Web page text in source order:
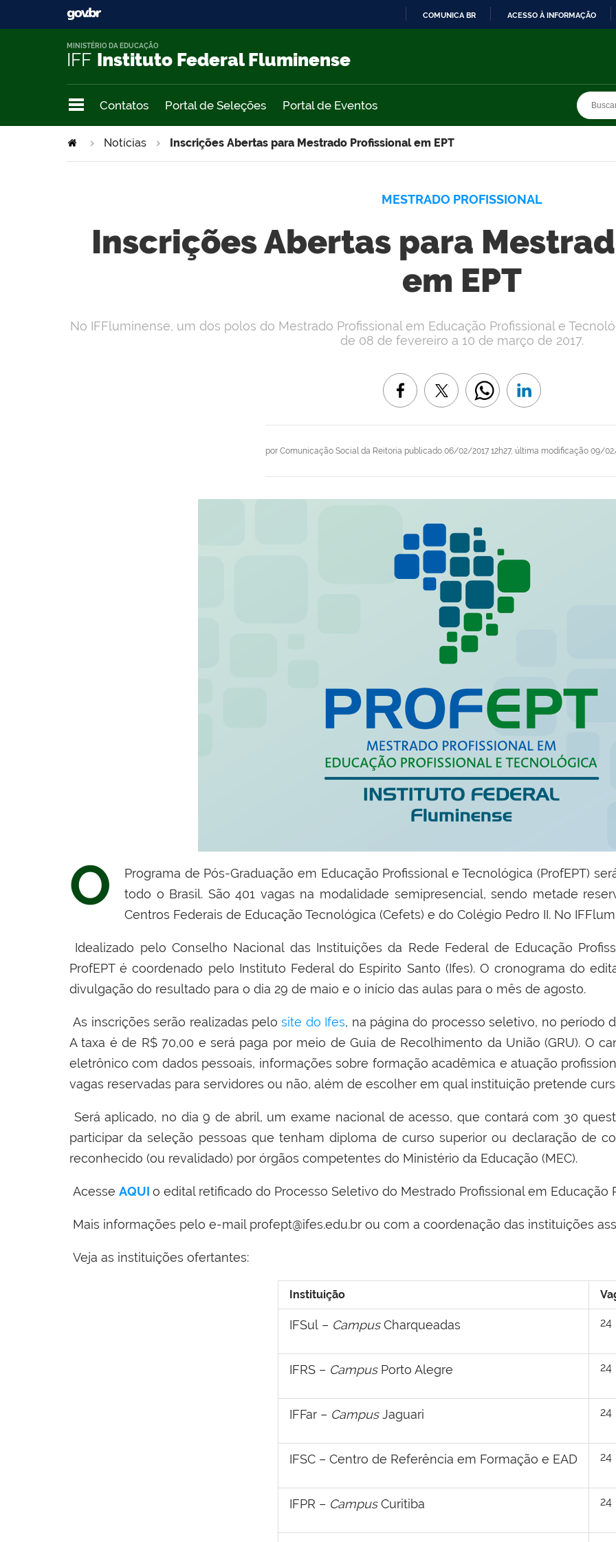
COMUNICA BR ACESSO À INFORMAÇÃO
IFF Instituto Federal Fluminense
MINISTÉRIO DA EDUCAÇÃO
Contatos Portal de Seleções Portal de Eventos
Notícias Inscrições Abertas para Mestrado Profissional em EPT
MESTRADO PROFISSIONAL
Inscrições Abertas para
em EPT
por Comunicação Social da Reitoria publicado 06/02/2017 12h27, última modificação 09/02/
No IFFluminense, um dos polos do Mestrado Profissional em Educação Profissional e
de 08 de fevereiro a 10 de março de 2017.
O
Programa de Pós-Graduação em Educação Profissional e Tecnológica (ProfEPT)
todo o Brasil. São 401 vagas na modalidade semipresencial, sendo metade
Centros Federais de Educação Tecnológica (Cefets) e do Colégio Pedro II. No
Idealizado pelo Conselho Nacional das Instituições da Rede Federal de Educação
ProfEPT é coordenado pelo Instituto Federal do Espírito Santo (Ifes). O cronograma do
divulgação do resultado para o dia 29 de maio e o início das aulas para o mês de agosto.
As inscrições serão realizadas pelosite do Ifes, na página do processo seletivo, no período
A taxa é de R$ 70,00 e será paga por meio de Guia de Recolhimento da União (GRU). O
eletrônico com dados pessoais, informações sobre formação acadêmica e atuação
vagas reservadas para servidores ou não, além de escolher em qual instituição pretende
Será aplicado, no dia 9 de abril, um exame nacional de acesso, que contará com 30
participar da seleção pessoas que tenham diploma de curso superior ou declaração de
reconhecido (ou revalidado) por órgãos competentes do Ministério da Educação (MEC).
Acesse AQUI o edital retificado do Processo Seletivo do Mestrado Profissional em Educação
Mais informações pelo e-mail profept@ifes.edu.br ou com a coordenação das instituições
Veja as instituições ofertantes:
Instituição
IFSul – CampusCharqueadas 24
IFRS – CampusPorto Alegre 24
IFFar – CampusJaguari 24
IFSC – Centro de Referência em Formação e EAD 24
IFPR – CampusCuritiba 24